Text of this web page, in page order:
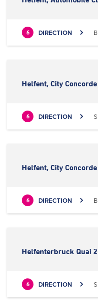
6 DIRECTION
Helfent, City Concorde
6 DIRECTION
Helfent, City Concorde
6 DIRECTION
Helfenterbruck Quai 2
6 DIRECTION